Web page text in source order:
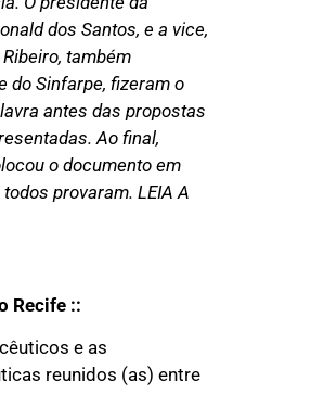
dos Santos, e a vice,
também
do Sinfarpe, fizeram o
antes das propostas
Ao final,
o documento em
provaram. LEIA A
Recife ::
e as
reunidos (as) entre